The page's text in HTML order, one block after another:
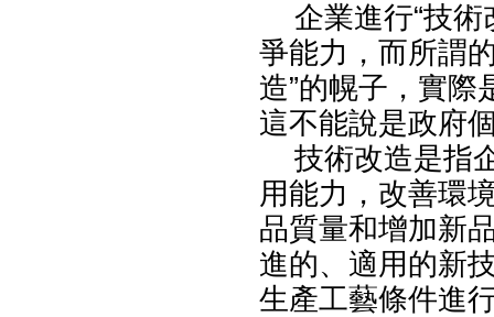
企業進行“技術
爭能力，而所謂
造”的幌子，實
這不能說是政府
技術改造是指
用能力，改善環
品質量和增加新
進的、適用的新
生產工藝條件進